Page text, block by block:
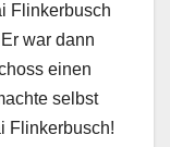
Flinkerbusch
war dann
einen
selbst
Flinkerbusch!